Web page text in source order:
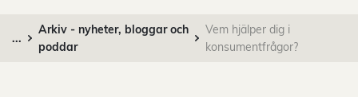
...
Arkiv - nyheter, bloggar och
poddar
Vem hjälper dig i
konsumentfrågor?